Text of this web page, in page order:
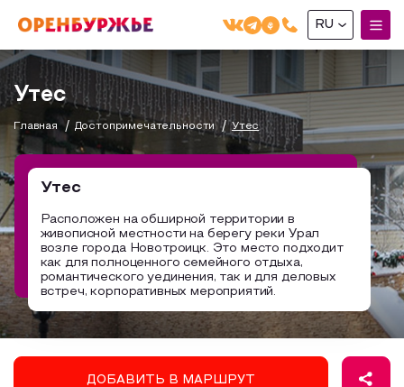
О РЕГИОНЕ
О регионе
Бузулук и Бузулукский район
Соль-Илецкий район
Саракташский район
МОЙ МАРШРУТ
Маршруты от туроператоров
Промышленный туризм
Пешеходный туризм
Сельский туризм
ГДЕ ПОЕСТЬ
ГДЕ ОСТАНОВИТЬСЯ
СУВЕНИРЫ
НАЦИОНАЛЬНЫЙ ТУРИСТСКИЙ МАРШРУТ
RU
English(EN)
Русский(RU)
Утес
Главная Достопримечательности Утес
Утес
Расположен на обширной территории в
живописной местности на берегу реки Урал
возле города Новотроицк. Это место подходит
как для полноценного семейного отдыха,
романтического уединения, так и для деловых
встреч, корпоративных мероприятий.
ДОБАВИТЬ В МАРШРУТ